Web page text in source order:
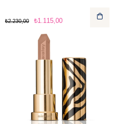
₺1.115,00
₺2.230,00